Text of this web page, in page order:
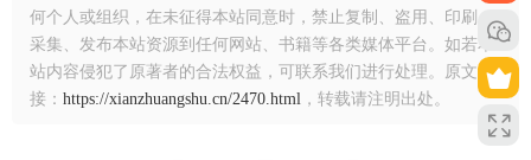
何个人或组织，在未征得本站同意时，禁止复制、盗用、印刷、
采集、发布本站资源到任何网站、书籍等各类媒体平台。如若本
站内容侵犯了原著者的合法权益，可联系我们进行处理。原文链
接： https://xianzhuangshu.cn/2470.html ，转载请注明出处。